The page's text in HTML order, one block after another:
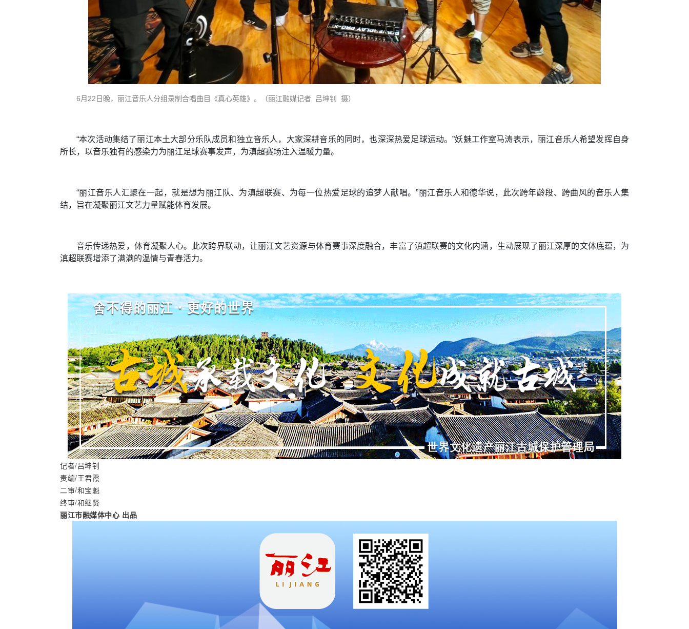
6月22日晚，丽江音乐人分组录制合唱曲目《真心英雄》。（丽江融媒记者 吕坤钊 摄）
“本次活动集结了丽江本土大部分乐队成员和独立音乐人，大家深耕音乐的同时，也深深热爱足球运动。”妖魅工作室马涛表示，丽江音乐人希望发挥自身
所长，以音乐独有的感染力为丽江足球赛事发声，为滇超赛场注入温暖力量。
“丽江音乐人汇聚在一起，就是想为丽江队、为滇超联赛、为每一位热爱足球的追梦人献唱。”丽江音乐人和德华说，此次跨年龄段、跨曲风的音乐人集
结，旨在凝聚丽江文艺力量赋能体育发展。
音乐传递热爱，体育凝聚人心。此次跨界联动，让丽江文艺资源与体育赛事深度融合，丰富了滇超联赛的文化内涵，生动展现了丽江深厚的文体底蕴，为
滇超联赛增添了满满的温情与青春活力。
记者/吕坤钊
责编/王君霞
二审/和宝魁
终审/和继贤
丽江市融媒体中心 出品